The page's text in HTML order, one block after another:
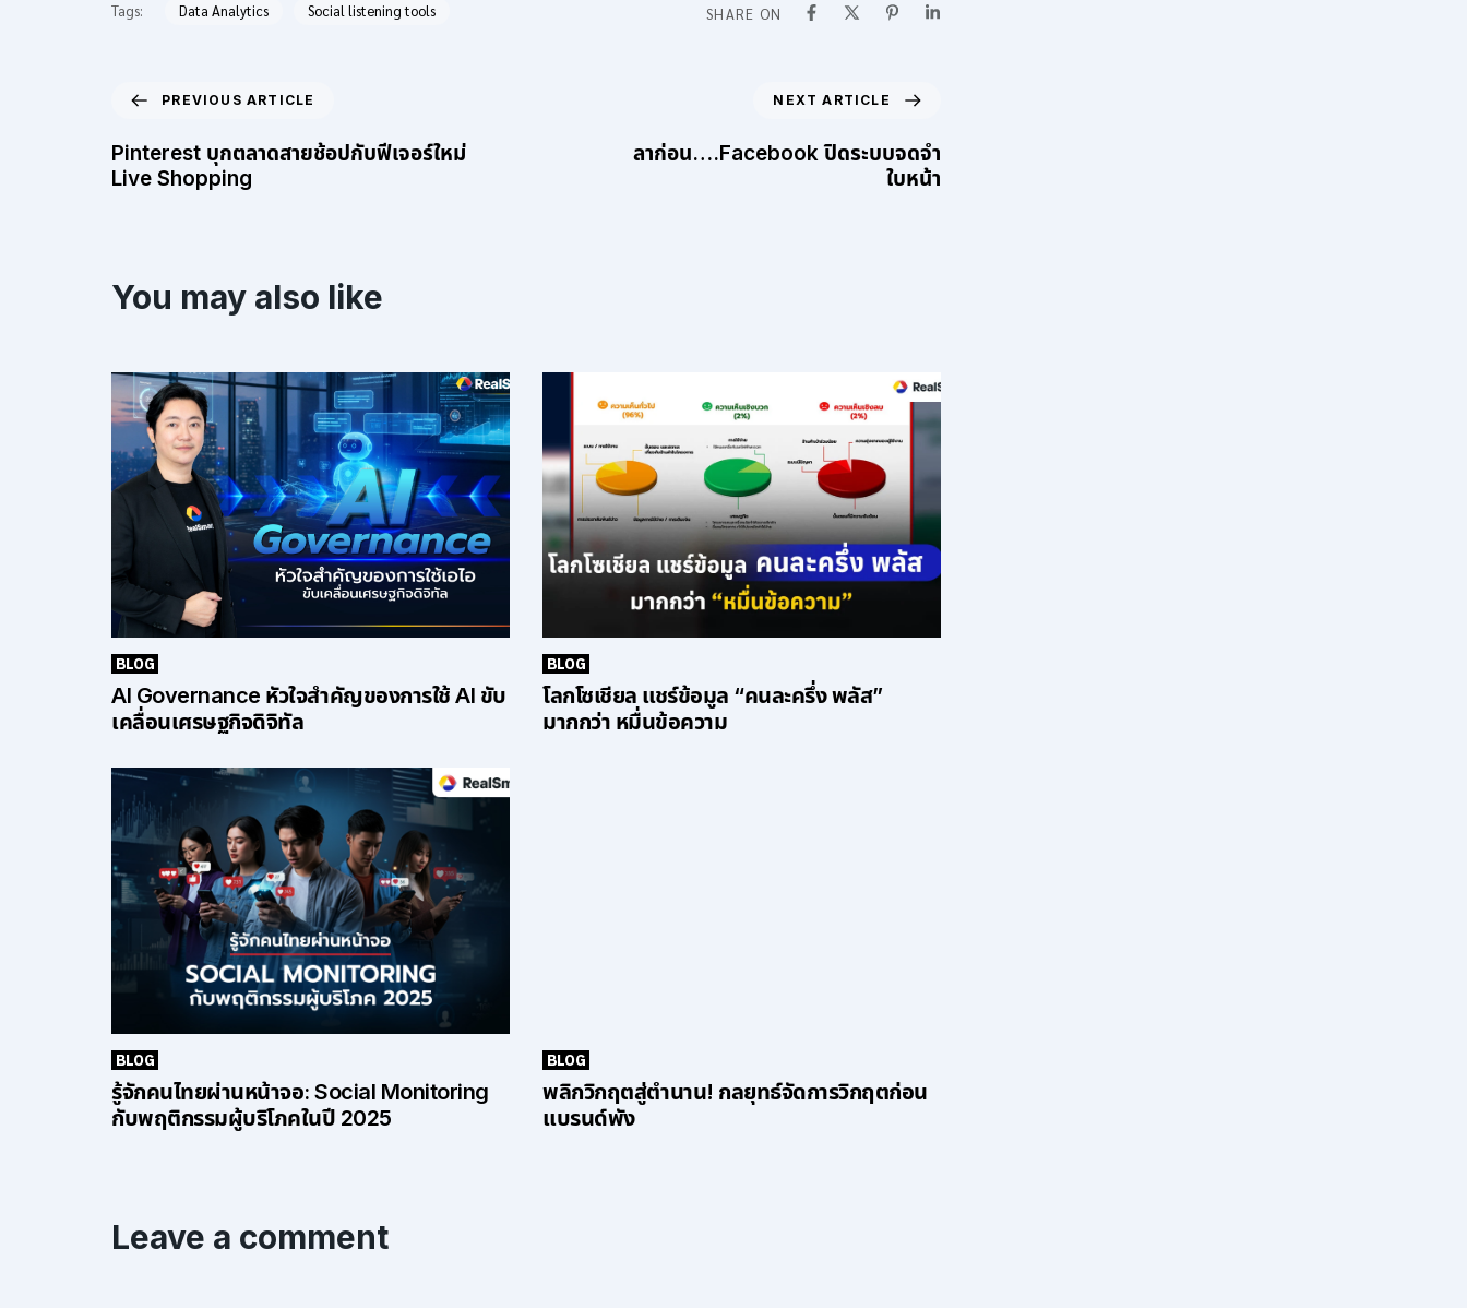
Tags: Data Analytics Social listening tools SHARE ON
PREVIOUS ARTICLE
Pinterest บุกตลาดสายช้อปกับฟีเจอร์ใหม่
Live Shopping
NEXT ARTICLE
ลาก่อน….Facebook ปิดระบบจดจำ
ใบหน้า
You may also like
BLOG
AI Governance หัวใจสำคัญของการใช้ AI ขับ
เคลื่อนเศรษฐกิจดิจิทัล
BLOG
โลกโซเชียล แชร์ข้อมูล “คนละครึ่ง พลัส”
มากกว่า หมื่นข้อความ
BLOG
รู้จักคนไทยผ่านหน้าจอ: Social Monitoring
กับพฤติกรรมผู้บริโภคในปี 2025
BLOG
พลิกวิกฤตสู่ตำนาน! กลยุทธ์จัดการวิกฤตก่อน
แบรนด์พัง
Leave a comment